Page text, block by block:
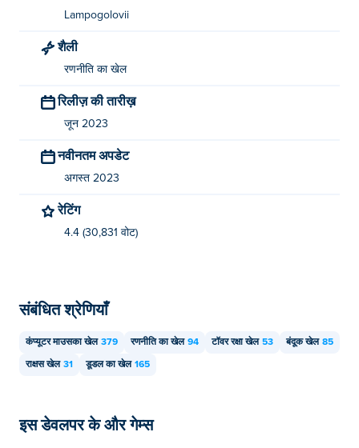
Lampogolovii
शैली
रणनीति का खेल
रिलीज़ की तारीख़
जून 2023
नवीनतम अपडेट
अगस्त 2023
रेटिंग
4.4 (30,831 वोट)
संबंधित श्रेणियाँ
कंप्यूटर माउसका खेल 379 रणनीति का खेल 94 टॉवर रक्षा खेल 53 बंदूक खेल 85
राक्षस खेल 31 डूडल का खेल 165
इस डेवलपर के और गेम्स